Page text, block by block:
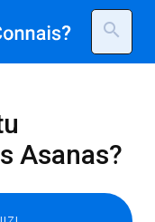
search
Asanas?